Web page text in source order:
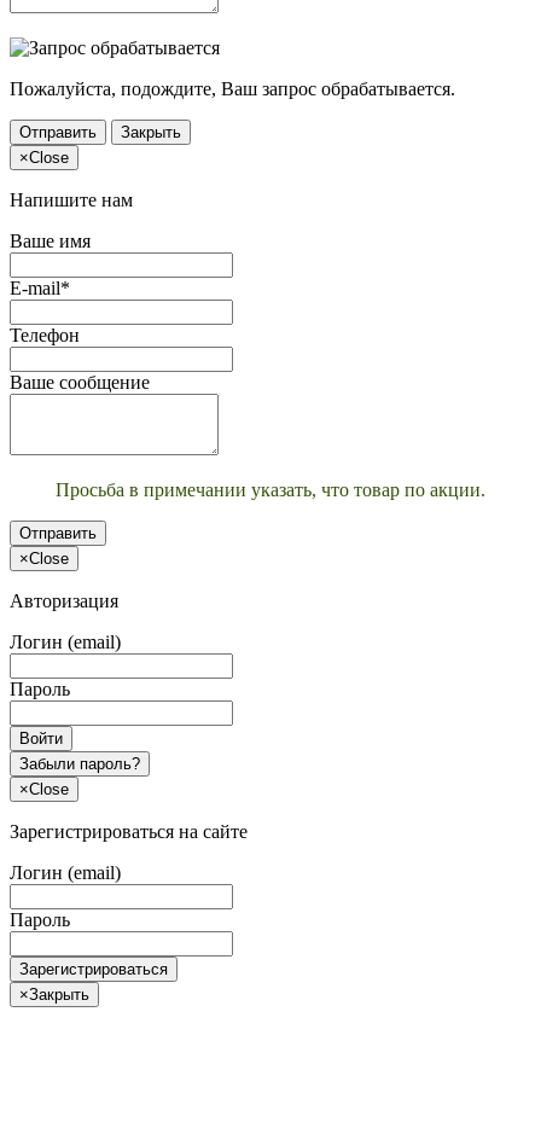
Пожалуйста, подождите, Ваш запрос обрабатывается.
Отправить
Закрыть
×Close
Напишите нам
Ваше имя
E-mail*
Телефон
Ваше сообщение
Просьба в примечании указать, что товар по акции.
Отправить
×Close
Авторизация
Логин (email)
Пароль
Войти
Забыли пароль?
×Close
Зарегистрироваться на сайте
Логин (email)
Пароль
Зарегистрироваться
×Закрыть